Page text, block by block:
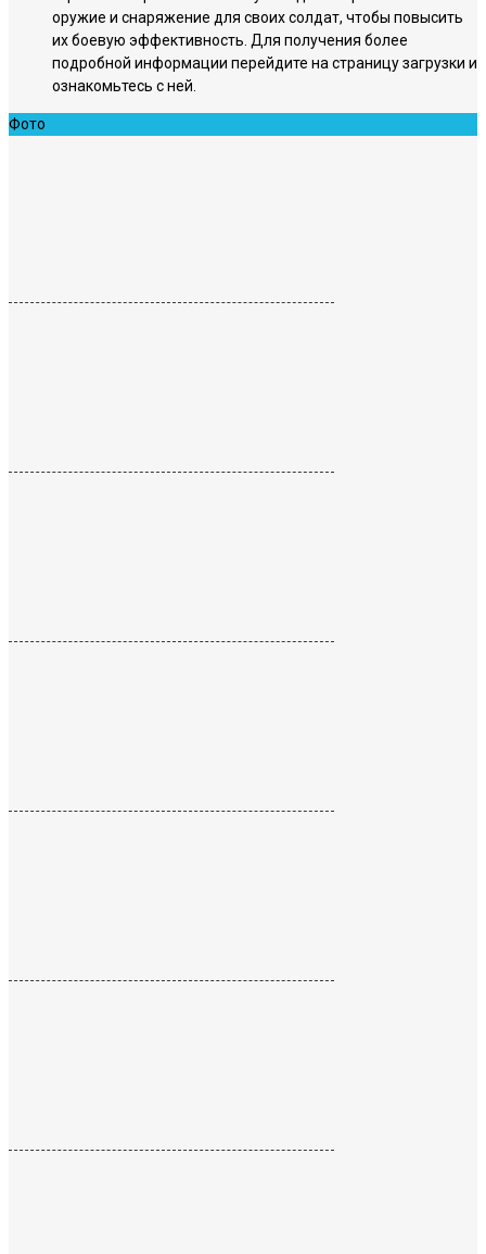
оружие и снаряжение для своих солдат, чтобы повысить
их боевую эффективность. Для получения более
подробной информации перейдите на страницу загрузки и
ознакомьтесь с ней.
Фото